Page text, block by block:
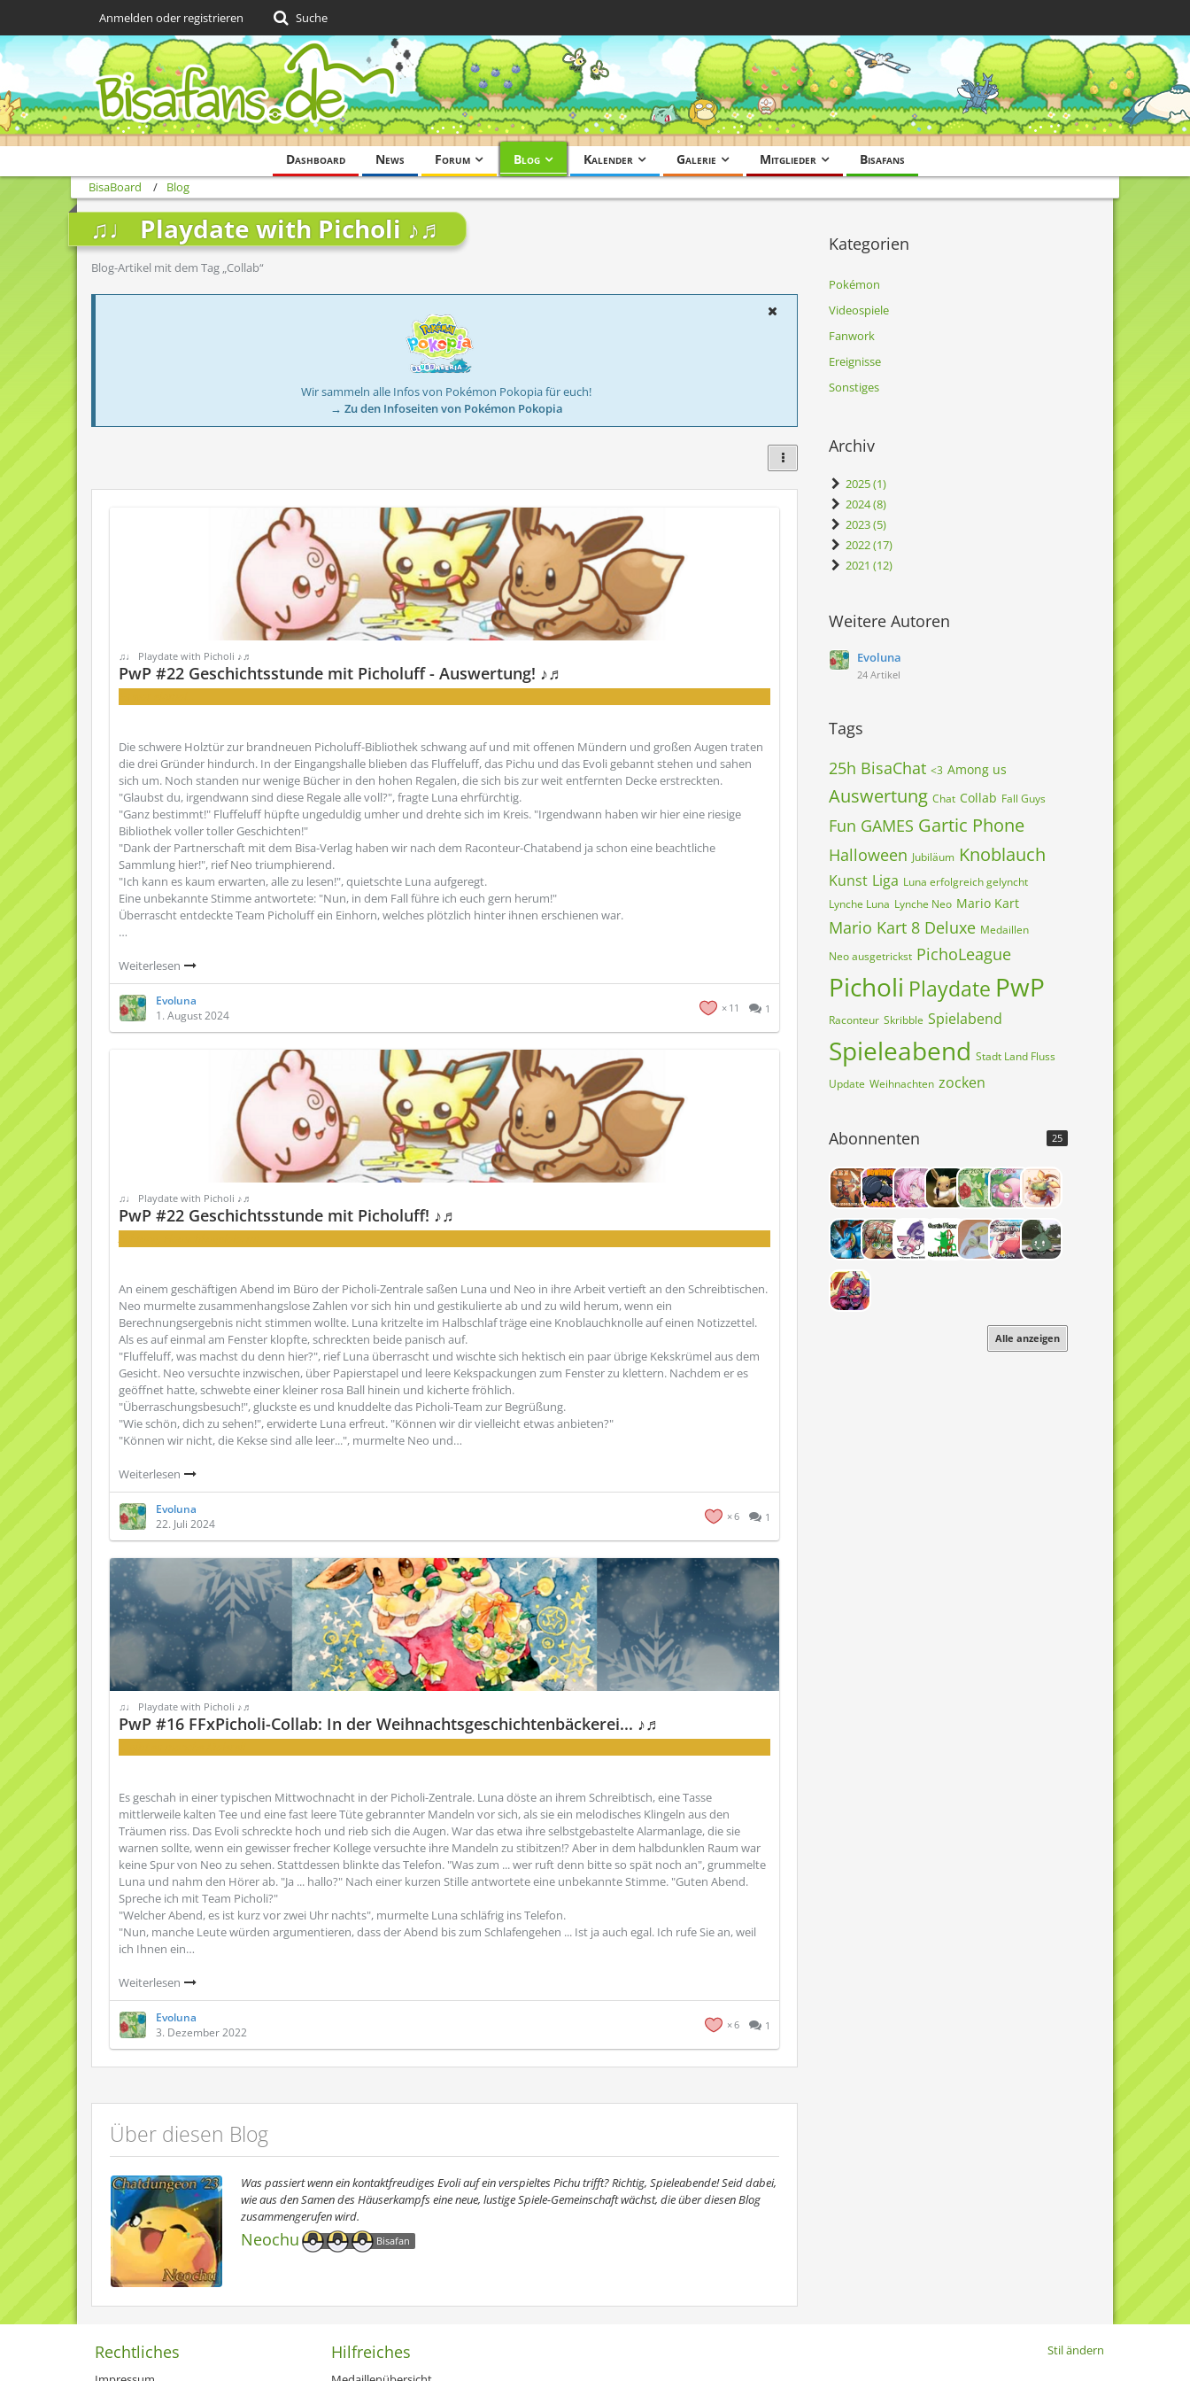
Dashboard News Forum Blog Kalender Galerie Mitglieder Bisafans
Anmelden oder registrieren Suche
BisaBoard Blog
♫♩ Playdate with Picholi ♪♬
Blog-Artikel mit dem Tag „Collab“
Wir sammeln alle Infos von Pokémon Pokopia für euch!
→ Zu den Infoseiten von Pokémon Pokopia
♫♩ Playdate with Picholi ♪♬
PwP #22 Geschichtsstunde mit Picholuff - Auswertung! ♪♬
Die schwere Holztür zur brandneuen Picholuff-Bibliothek schwang auf und mit offenen Mündern und großen Augen traten
die drei Gründer hindurch. In der Eingangshalle blieben das Fluffeluff, das Pichu und das Evoli gebannt stehen und sahen
sich um. Noch standen nur wenige Bücher in den hohen Regalen, die sich bis zur weit entfernten Decke erstreckten.
"Glaubst du, irgendwann sind diese Regale alle voll?", fragte Luna ehrfürchtig.
"Ganz bestimmt!" Fluffeluff hüpfte ungeduldig umher und drehte sich im Kreis. "Irgendwann haben wir hier eine riesige
Bibliothek voller toller Geschichten!"
"Dank der Partnerschaft mit dem Bisa-Verlag haben wir nach dem Raconteur-Chatabend ja schon eine beachtliche
Sammlung hier!", rief Neo triumphierend.
"Ich kann es kaum erwarten, alle zu lesen!", quietschte Luna aufgeregt.
Eine unbekannte Stimme antwortete: "Nun, in dem Fall führe ich euch gern herum!"
Überrascht entdeckte Team Picholuff ein Einhorn, welches plötzlich hinter ihnen erschienen war.
…
Weiterlesen
Evoluna
1. August 2024
11 1
♫♩ Playdate with Picholi ♪♬
PwP #22 Geschichtsstunde mit Picholuff! ♪♬
An einem geschäftigen Abend im Büro der Picholi-Zentrale saßen Luna und Neo in ihre Arbeit vertieft an den Schreibtischen.
Neo murmelte zusammenhangslose Zahlen vor sich hin und gestikulierte ab und zu wild herum, wenn ein
Berechnungsergebnis nicht stimmen wollte. Luna kritzelte im Halbschlaf träge eine Knoblauchknolle auf einen Notizzettel.
Als es auf einmal am Fenster klopfte, schreckten beide panisch auf.
"Fluffeluff, was machst du denn hier?", rief Luna überrascht und wischte sich hektisch ein paar übrige Kekskrümel aus dem
Gesicht. Neo versuchte inzwischen, über Papierstapel und leere Kekspackungen zum Fenster zu klettern. Nachdem er es
geöffnet hatte, schwebte einer kleiner rosa Ball hinein und kicherte fröhlich.
"Überraschungsbesuch!", gluckste es und knuddelte das Picholi-Team zur Begrüßung.
"Wie schön, dich zu sehen!", erwiderte Luna erfreut. "Können wir dir vielleicht etwas anbieten?"
"Können wir nicht, die Kekse sind alle leer...", murmelte Neo und…
Weiterlesen
Evoluna
22. Juli 2024
6 1
♫♩ Playdate with Picholi ♪♬
PwP #16 FFxPicholi-Collab: In der Weihnachtsgeschichtenbäckerei... ♪♬
Es geschah in einer typischen Mittwochnacht in der Picholi-Zentrale. Luna döste an ihrem Schreibtisch, eine Tasse
mittlerweile kalten Tee und eine fast leere Tüte gebrannter Mandeln vor sich, als sie ein melodisches Klingeln aus den
Träumen riss. Das Evoli schreckte hoch und rieb sich die Augen. War das etwa ihre selbstgebastelte Alarmanlage, die sie
warnen sollte, wenn ein gewisser frecher Kollege versuchte ihre Mandeln zu stibitzen!? Aber in dem halbdunklen Raum war
keine Spur von Neo zu sehen. Stattdessen blinkte das Telefon. "Was zum ... wer ruft denn bitte so spät noch an", grummelte
Luna und nahm den Hörer ab. "Ja ... hallo?" Nach einer kurzen Stille antwortete eine unbekannte Stimme. "Guten Abend.
Spreche ich mit Team Picholi?"
"Welcher Abend, es ist kurz vor zwei Uhr nachts", murmelte Luna schläfrig ins Telefon.
"Nun, manche Leute würden argumentieren, dass der Abend bis zum Schlafengehen ... Ist ja auch egal. Ich rufe Sie an, weil
ich Ihnen ein…
Weiterlesen
Evoluna
3. Dezember 2022
6 1
Über diesen Blog
Was passiert wenn ein kontaktfreudiges Evoli auf ein verspieltes Pichu trifft? Richtig, Spieleabende! Seid dabei,
wie aus den Samen des Häuserkampfs eine neue, lustige Spiele-Gemeinschaft wächst, die über diesen Blog
zusammengerufen wird.
Neochu Bisafan
Kategorien
Pokémon
Videospiele
Fanwork
Ereignisse
Sonstiges
Archiv
2025 (1)
2024 (8)
2023 (5)
2022 (17)
2021 (12)
Weitere Autoren
Evoluna
24 Artikel
Tags
25h BisaChat <3 Among us
Auswertung Chat Collab Fall Guys
Fun GAMES Gartic Phone
Halloween Jubiläum Knoblauch
Kunst Liga Luna erfolgreich gelyncht
Lynche Luna Lynche Neo Mario Kart
Mario Kart 8 Deluxe Medaillen
Neo ausgetrickst PichoLeague
Picholi Playdate PwP
Raconteur Skribble Spielabend
Spieleabend Stadt Land Fluss
Update Weihnachten zocken
Abonnenten 25
Alle anzeigen
Stil ändern
Rechtliches Hilfreiches